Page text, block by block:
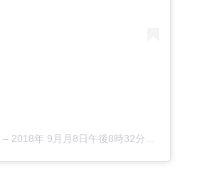
– 2018年 9月月8日午後8時32分PDT